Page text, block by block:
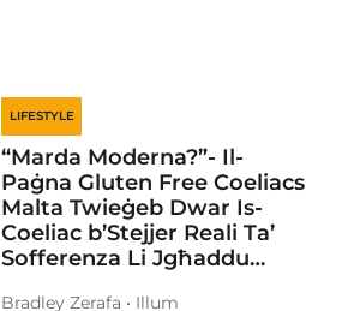
LIFESTYLE
“Marda Moderna?”- Il-
Paġna Gluten Free Coeliacs
Malta Twieġeb Dwar Is-
Coeliac b’Stejjer Reali Ta’
Sofferenza Li Jgħaddu…
Bradley Zerafa • Illum